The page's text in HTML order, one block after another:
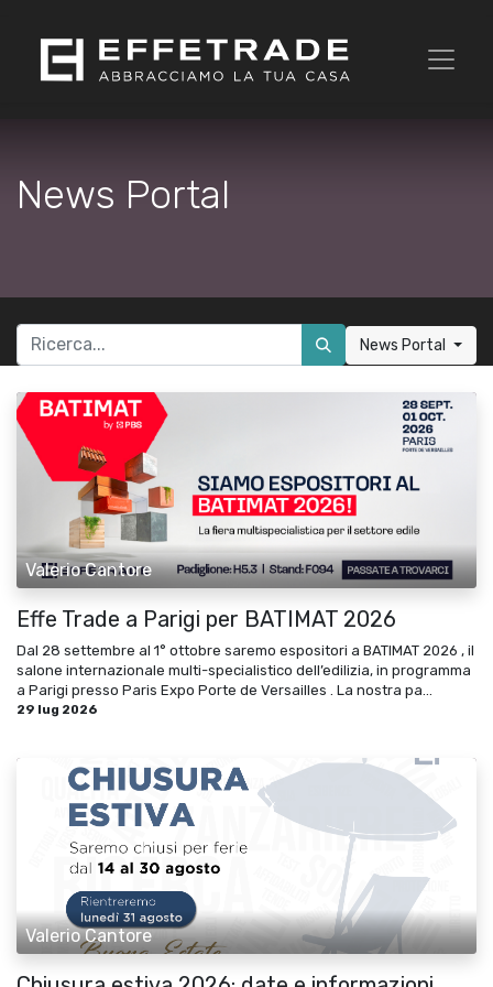
News Portal
News Portal
Valerio Cantore
Effe Trade a Parigi per BATIMAT 2026
Dal 28 settembre al 1° ottobre saremo espositori a BATIMAT 2026 , il
salone internazionale multi-specialistico dell’edilizia, in programma
a Parigi presso Paris Expo Porte de Versailles . La nostra pa...
29 lug 2026
Valerio Cantore